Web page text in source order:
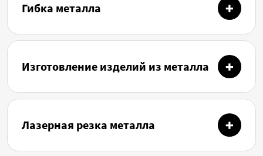
Гибка металла
Изготовление изделий из металла
Лазерная резка металла